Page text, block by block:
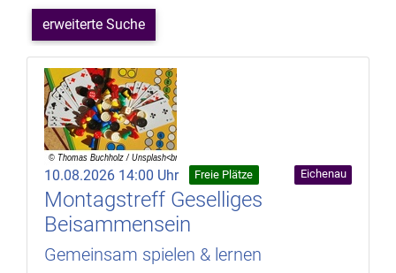
erweiterte Suche
10.08.2026 14:00 Uhr Freie Plätze Eichenau
Montagstreff Geselliges
Beisammensein
Gemeinsam spielen & lernen